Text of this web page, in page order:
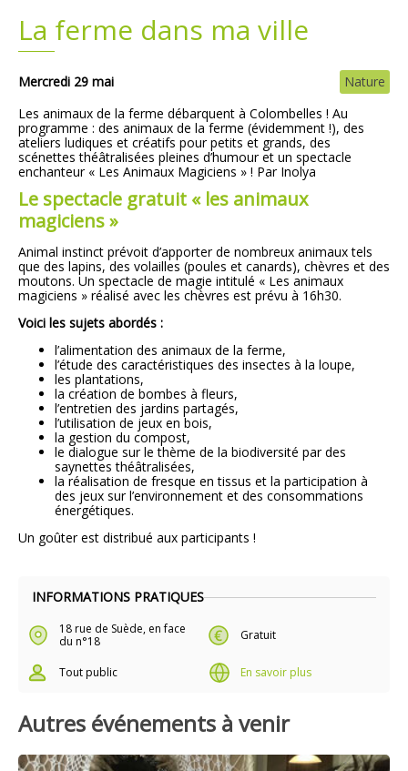
INFORMATIONS PRATIQUES
18 rue de Suède, en face
du n°18
Gratuit
Tout public En savoir plus
La ferme dans ma ville
Mercredi 29 mai
Nature
Les animaux de la ferme débarquent à Colombelles ! Au
programme : des animaux de la ferme (évidemment !), des
ateliers ludiques et créatifs pour petits et grands, des
scénettes théâtralisées pleines d’humour et un spectacle
enchanteur « Les Animaux Magiciens » ! Par Inolya
Le spectacle gratuit « les animaux
magiciens »
Animal instinct prévoit d’apporter de nombreux animaux tels
que des lapins, des volailles (poules et canards), chèvres et des
moutons. Un spectacle de magie intitulé « Les animaux
magiciens » réalisé avec les chèvres est prévu à 16h30.
Voici les sujets abordés :
l’alimentation des animaux de la ferme,
l’étude des caractéristiques des insectes à la loupe,
les plantations,
la création de bombes à fleurs,
l’entretien des jardins partagés,
l’utilisation de jeux en bois,
la gestion du compost,
le dialogue sur le thème de la biodiversité par des
saynettes théâtralisées,
la réalisation de fresque en tissus et la participation à
des jeux sur l’environnement et des consommations
énergétiques.
Un goûter est distribué aux participants !
Autres événements à venir
Plans
Demandes légales
Emploi
Marchés publics
Grands projets